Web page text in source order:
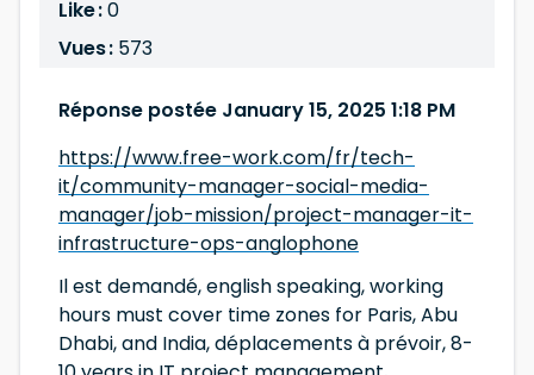
Like :0
Vues : 573
Réponse postée January 15, 2025 1:18 PM
https://www.free-work.com/fr/tech-
it/community-manager-social-media-
manager/job-mission/project-manager-it-
infrastructure-ops-anglophone
Il est demandé, english speaking, working
hours must cover time zones for Paris, Abu
Dhabi, and India, déplacements à prévoir, 8-